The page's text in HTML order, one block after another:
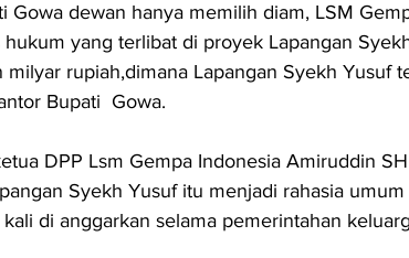
Gowa dewan hanya memilih diam, LSM
hukum yang terlibat di proyek Lapangan
milyar rupiah,dimana Lapangan Syekh Yusuf
Bupati  Gowa.
DPP Lsm Gempa Indonesia Amiruddin
Syekh Yusuf itu menjadi rahasia
di anggarkan selama pemerintahan